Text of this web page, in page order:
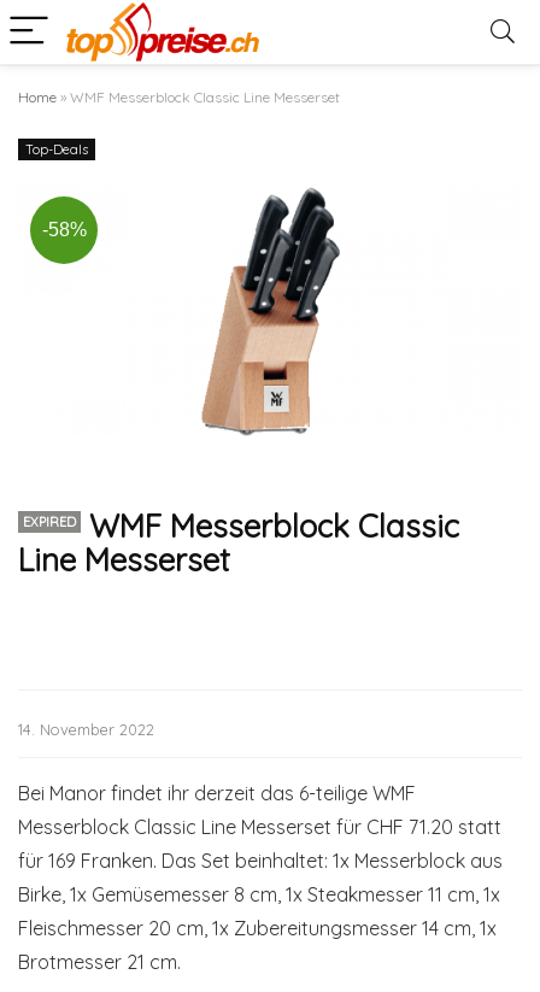
Home » WMF Messerblock Classic Line Messerset
Top-Deals
-58%
EXPIRED
WMF Messerblock Classic
Line Messerset
14. November 2022
Bei Manor findet ihr derzeit das 6-teilige WMF
Messerblock Classic Line Messerset für CHF 71.20 statt
für 169 Franken. Das Set beinhaltet: 1x Messerblock aus
Birke, 1x Gemüsemesser 8 cm, 1x Steakmesser 11 cm, 1x
Fleischmesser 20 cm, 1x Zubereitungsmesser 14 cm, 1x
Brotmesser 21 cm.